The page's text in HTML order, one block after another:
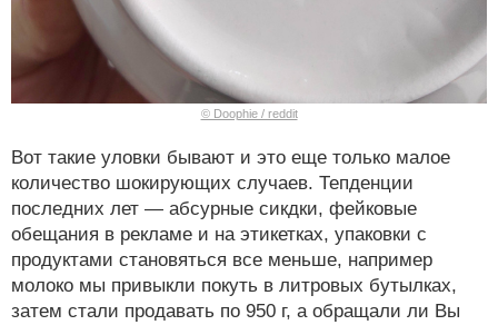
© Doophie / reddit
Вот такие уловки бывают и это еще только малое
количество шокирующих случаев. Тепденции
последних лет — абсурные сикдки, фейковые
обещания в рекламе и на этикетках, упаковки с
продуктами становяться все меньше, например
молоко мы привыкли покуть в литровых бутылках,
затем стали продавать по 950 г, а обращали ли Вы